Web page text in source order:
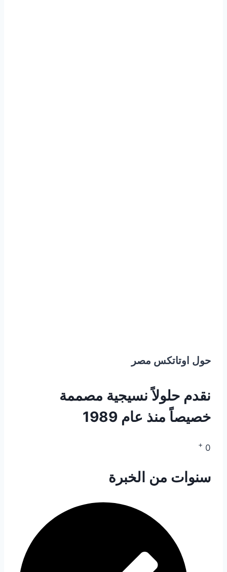
حول اوتاتكس مصر
نقدم حلولاً نسيجية مصممة
خصيصاً منذ عام 1989
0
+
سنوات من الخبرة